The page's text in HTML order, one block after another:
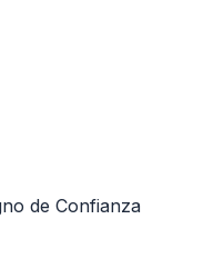
de Confianza